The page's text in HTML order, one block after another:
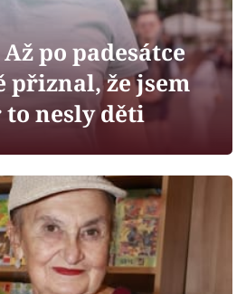
Karlovy Vary
po padesátce
přiznal, že jsem
to nesly děti